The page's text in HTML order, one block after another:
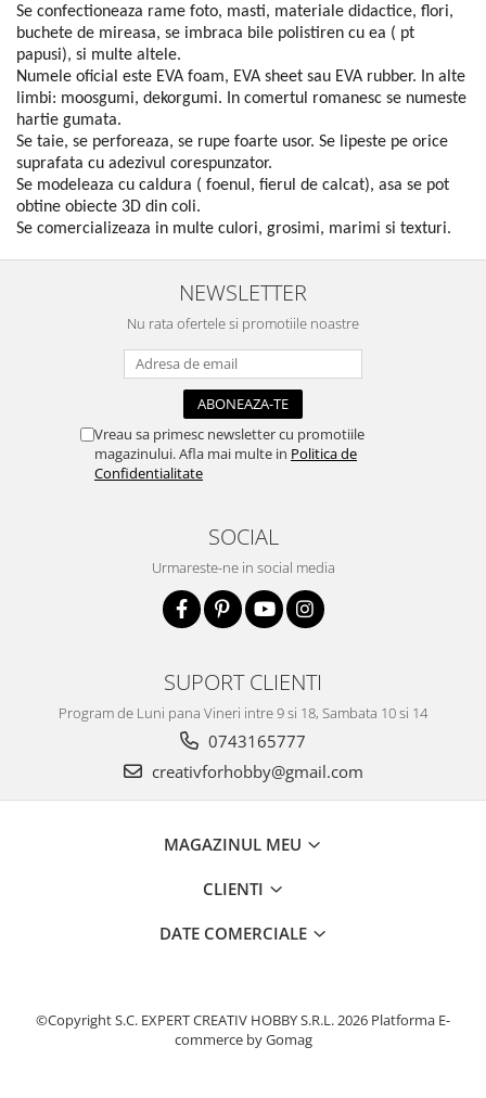
Se confectioneaza rame foto, masti, materiale didactice, flori,
buchete de mireasa, se imbraca bile polistiren cu ea ( pt
papusi), si multe altele.
Numele oficial este EVA foam, EVA sheet sau EVA rubber. In alte
limbi: moosgumi, dekorgumi. In comertul romanesc se numeste
hartie gumata.
Se taie, se perforeaza, se rupe foarte usor. Se lipeste pe orice
suprafata cu adezivul corespunzator.
Se modeleaza cu caldura ( foenul, fierul de calcat), asa se pot
obtine obiecte 3D din coli.
Se comercializeaza in multe culori, grosimi, marimi si texturi.
NEWSLETTER
Nu rata ofertele si promotiile noastre
Vreau sa primesc newsletter cu promotiile
magazinului. Afla mai multe in Politica de
Confidentialitate
SOCIAL
Urmareste-ne in social media
SUPORT CLIENTI
Program de Luni pana Vineri intre 9 si 18, Sambata 10 si 14
0743165777
creativforhobby@gmail.com
MAGAZINUL MEU
CLIENTI
DATE COMERCIALE
©Copyright S.C. EXPERT CREATIV HOBBY S.R.L. 2026 Platforma E-
commerce by Gomag